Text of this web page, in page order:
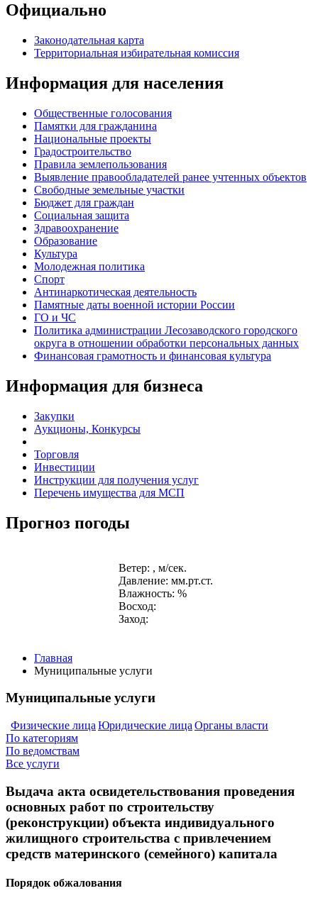
Официально
Законодательная карта
Территориальная избирательная комиссия
Информация для населения
Общественные голосования
Памятки для гражданина
Национальные проекты
Градостроительство
Правила землепользования
Выявление правообладателей ранее учтенных объектов
Свободные земельные участки
Бюджет для граждан
Социальная защита
Здравоохранение
Образование
Культура
Молодежная политика
Спорт
Антинаркотическая деятельность
Памятные даты военной истории России
ГО и ЧС
Политика администрации Лесозаводского городского
округа в отношении обработки персональных данных
Финансовая грамотность и финансовая культура
Информация для бизнеса
Закупки
Аукционы, Конкурсы
Торговля
Инвестиции
Инструкции для получения услуг
Перечень имущества для МСП
Прогноз погоды
Ветер: , м/сек.
Давление: мм.рт.ст.
Влажность: %
Восход:
Заход:
Главная
Муниципальные услуги
Муниципальные услуги
Физические лица Юридические лица Органы власти
По категориям
По ведомствам
Все услуги
Выдача акта освидетельствования проведения
основных работ по строительству
(реконструкции) объекта индивидуального
жилищного строительства с привлечением
средств материнского (семейного) капитала
Порядок обжалования